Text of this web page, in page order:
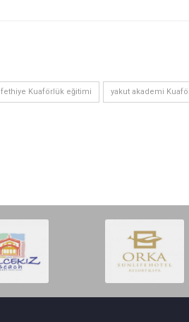
fethiye Kuaförlük eğitimi yakut akademi